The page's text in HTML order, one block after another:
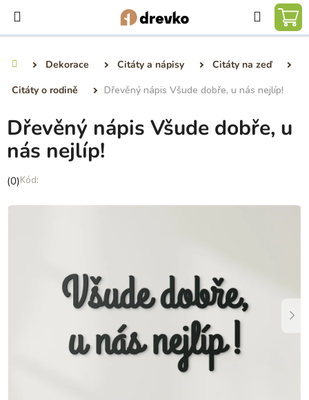
obsah
Hledat
Dekorace Citáty a nápisy
Citáty na zeď
Citáty o rodině
Dřevěný nápis Všude dobře, u nás nejlíp!
Dřevěný nápis Všude dobře, u
nás nejlíp!
Průměrné
produktu
(0)